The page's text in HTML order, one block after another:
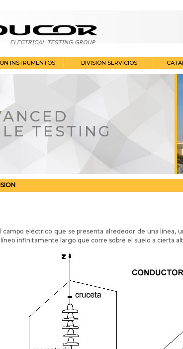
INSTRUMENTOS DIVISION SERVICIOS
TESTING
campo eléctrico que se presenta alrededor de una línea,
infinitamente largo que corre sobre el suelo a cierta